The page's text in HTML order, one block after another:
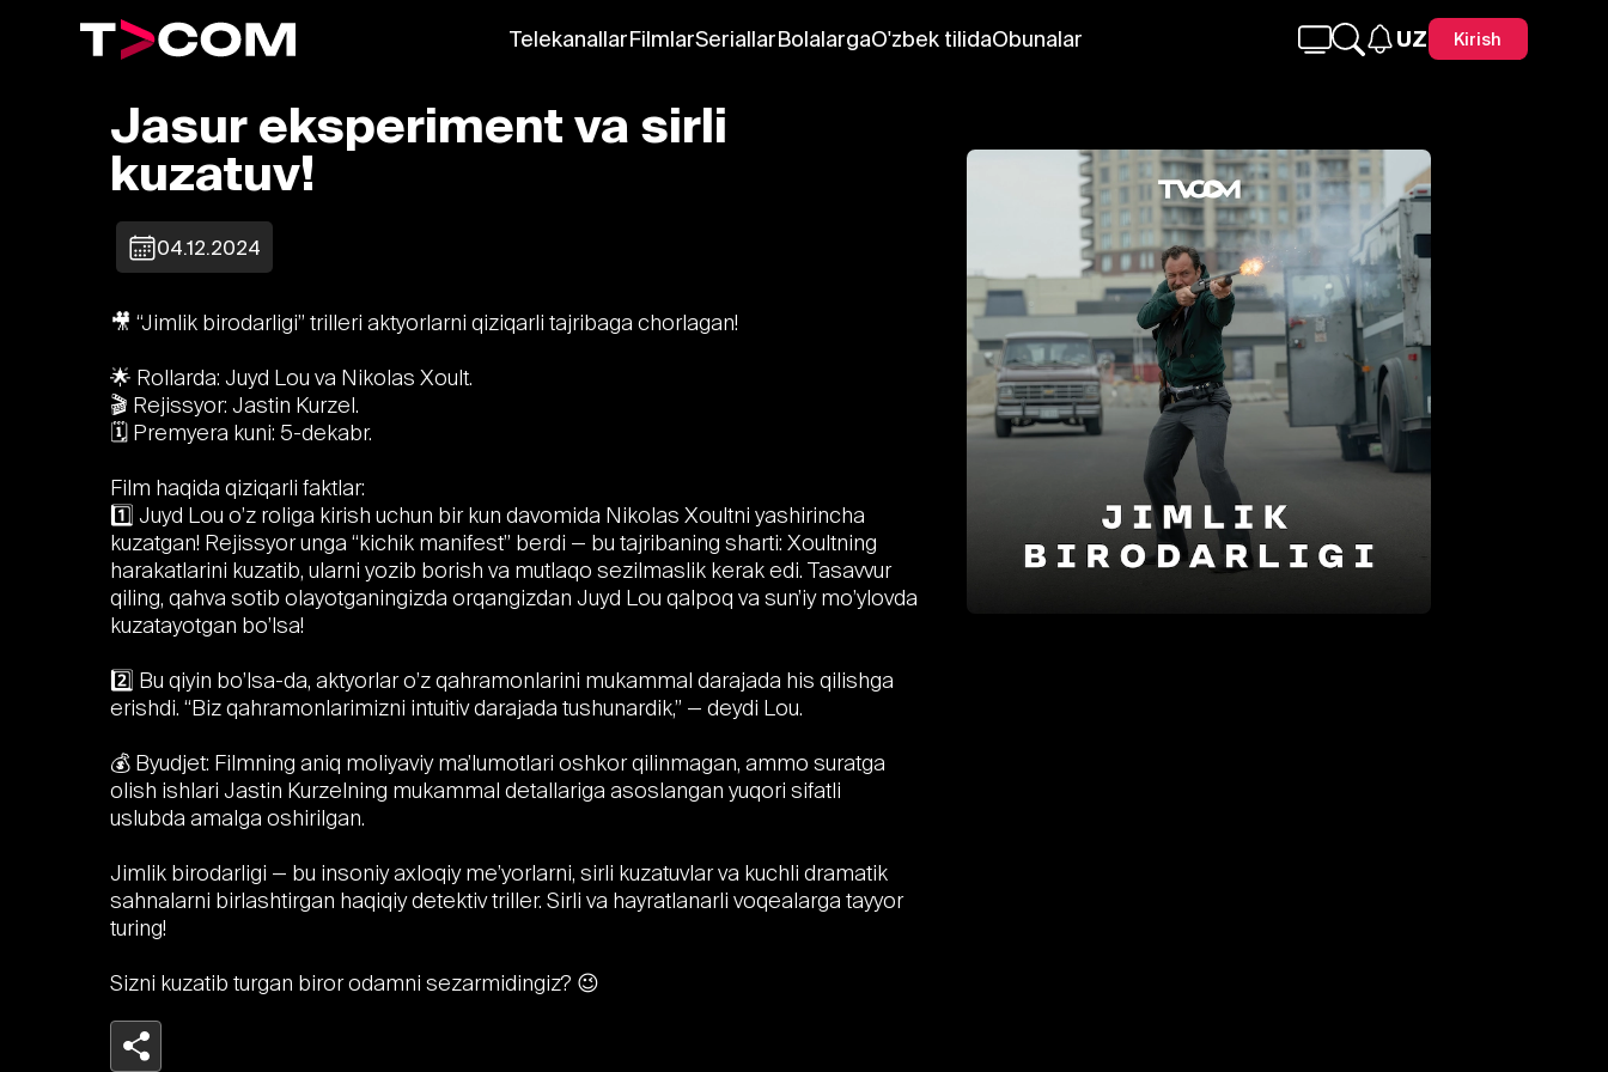
TelekanallarFilmlarSeriallarBolalargaO'zbek tilidaObunalar UZ Kirish
Jasur eksperiment va sirli
kuzatuv!
04.12.2024
🎥 “Jimlik birodarligi” trilleri aktyorlarni qiziqarli tajribaga chorlagan!
🌟 Rollarda: Juyd Lou va Nikolas Xoult.
🎬 Rejissyor: Jastin Kurzel.
🗓 Premyera kuni: 5-dekabr.
Film haqida qiziqarli faktlar:
1️⃣ Juyd Lou o’z roliga kirish uchun bir kun davomida Nikolas Xoultni yashirincha
kuzatgan! Rejissyor unga “kichik manifest” berdi — bu tajribaning sharti: Xoultning
harakatlarini kuzatib, ularni yozib borish va mutlaqo sezilmaslik kerak edi. Tasavvur
qiling, qahva sotib olayotganingizda orqangizdan Juyd Lou qalpoq va sun’iy mo’ylovda
kuzatayotgan bo’lsa!
2️⃣ Bu qiyin bo’lsa-da, aktyorlar o’z qahramonlarini mukammal darajada his qilishga
erishdi. “Biz qahramonlarimizni intuitiv darajada tushunardik,” — deydi Lou.
💰 Byudjet: Filmning aniq moliyaviy ma’lumotlari oshkor qilinmagan, ammo suratga
olish ishlari Jastin Kurzelning mukammal detallariga asoslangan yuqori sifatli
uslubda amalga oshirilgan.
Jimlik birodarligi — bu insoniy axloqiy me’yorlarni, sirli kuzatuvlar va kuchli dramatik
sahnalarni birlashtirgan haqiqiy detektiv triller. Sirli va hayratlanarli voqealarga tayyor
turing!
Sizni kuzatib turgan biror odamni sezarmidingiz? 😉